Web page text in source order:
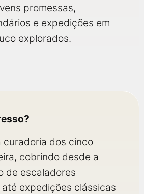
promessas,
e expedições em
explorados.
curadoria dos cinco
cobrindo desde a
de escaladores
expedições clássicas